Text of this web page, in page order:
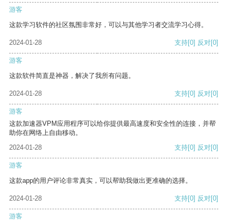
游客
这款学习软件的社区氛围非常好，可以与其他学习者交流学习心得。
2024-01-28 支持[0] 反对[0]
游客
这款软件简直是神器，解决了我所有问题。
2024-01-28 支持[0] 反对[0]
游客
这款加速器VPM应用程序可以给你提供最高速度和安全性的连接，并帮
助你在网络上自由移动。
2024-01-28
支持[0] 反对[0]
游客
这款app的用户评论非常真实，可以帮助我做出更准确的选择。
2024-01-28 支持[0] 反对[0]
游客